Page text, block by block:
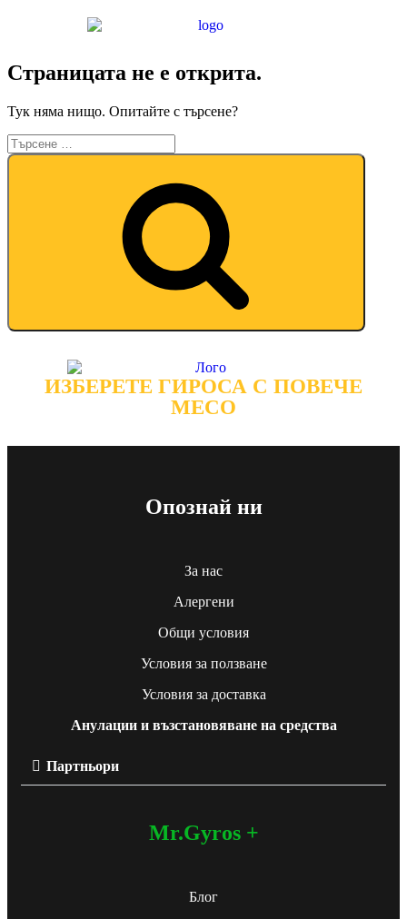
Страницата не е открита.
Тук няма нищо. Опитайте с търсене?
ИЗБЕРЕТЕ ГИРОСА С ПОВЕЧЕ
МЕСО
Опознай ни
За нас
Алергени
Общи условия
Условия за ползване
Условия за доставка
Анулации и възстановяване на средства
Партньори
Mr.Gyros +
Блог